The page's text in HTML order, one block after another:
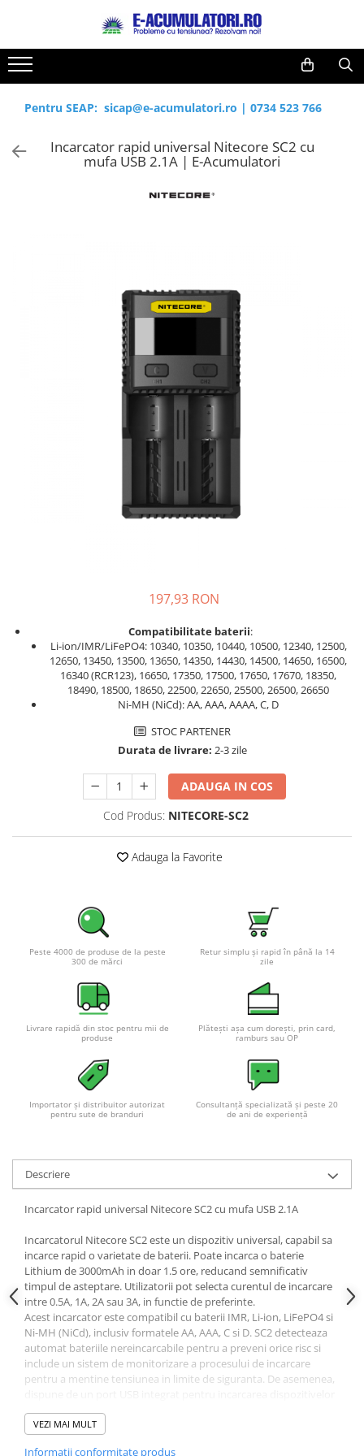
Toate Produsele
Acumulatori, Baterii si Incarcatoare
Uzuale
Baterii alcaline
Incarcatoare acumulatori
Panouri fotovoltaice si accesorii
Sisteme prindere panouri
PWM
Convertoare de tensiune
Sisteme de stocare energie
Pachete complete stocare energie
Sisteme fotovoltaice complete
Sisteme fotovoltaice de putere
Sisteme fotovoltaice profesionale
Statii de incarcare vehicule
Cabluri de incarcare vehicule
Prize de incarcare vehicule
electrice
Turbine eoliene pentru casă
Acumulatori VRLA AGM/GEL /
Tractiune / LiFePo4
Baterii si acumulatori AGM VRLA
de 6-12 V
Acumulatori Moto, ATV
GEL
AGM
Li-Ion
SLA AGM (Sealed Lead Acid)
Deep Cycle - Tractiune/Semi-
Tractiune
Marine & Caravan
Pachete acumulatori VRLA
Sisteme de management (BMS)
Reduceri de vara
Cabluri
Acumulatori
Prelungitoare
Panouri fotovoltaice
Pentru SEAP: sicap@e-acumulatori.ro | 0734 523 766
Incarcator rapid universal Nitecore SC2 cu
mufa USB 2.1A | E-Acumulatori
197,93 RON
Compatibilitate baterii:
Li-ion/IMR/LiFePO4: 10340, 10350, 10440, 10500, 12340, 12500,
12650, 13450, 13500, 13650, 14350, 14430, 14500, 14650, 16500,
16340 (RCR123), 16650, 17350, 17500, 17650, 17670, 18350,
18490, 18500, 18650, 22500, 22650, 25500, 26500, 26650
Ni-MH (NiCd): AA, AAA, AAAA, C, D
STOC PARTENER
Durata de livrare: 2-3 zile
ADAUGA IN COS
Cod Produs: NITECORE-SC2
Adauga la Favorite
Peste 4000 de produse de la peste
300 de mărci
Retur simplu și rapid în până la 14
zile
Livrare rapidă din stoc pentru mii de
produse
Plătești așa cum dorești, prin card,
ramburs sau OP
Importator și distribuitor autorizat
pentru sute de branduri
Consultanță specializată și peste 20
de ani de experiență
Descriere
Incarcator rapid universal Nitecore SC2 cu mufa USB 2.1A
Incarcatorul Nitecore SC2 este un dispozitiv universal, capabil sa
incarce rapid o varietate de baterii. Poate incarca o baterie
Lithium de 3000mAh in doar 1.5 ore, reducand semnificativ
timpul de asteptare. Utilizatorii pot selecta curentul de incarcare
intre 0.5A, 1A, 2A sau 3A, in functie de preferinte.
Acest incarcator este compatibil cu baterii IMR, Li-ion, LiFePO4 si
Ni-MH (NiCd), inclusiv formatele AA, AAA, C si D. SC2 detecteaza
automat bateriile nereincarcabile pentru a preveni orice risc si
include un sistem de monitorizare a procesului de incarcare
pentru a mentine tensiunea in limite de siguranta. De asemenea,
USB.
Este un incarcator sigur si eficient, ideal pentru utilizatorii care au
VEZI MAI MULT
Informatii conformitate produs